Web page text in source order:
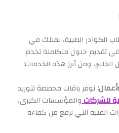
الكوادر الطبية، نمتلك في
خبرة تمتد لـ 25 عامًا في تقديم حلول متكاملة تخدم
ومن أبرز هذه الخدمات:
نوفر باقات مخصصة لتوريد
للشركاتوالمؤسسات الكبرى،
الفنية التي ترفع من كفاءة